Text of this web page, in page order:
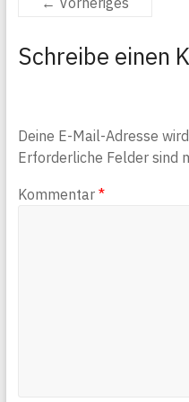
Schreibe einen
Deine E-Mail-Adresse
Erforderliche Felder sind
Kommentar *